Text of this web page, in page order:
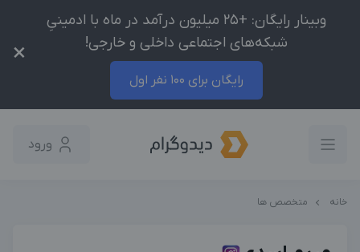
وبینار رایگان: +25 میلیون درآمد در ماه با ادمینیِ
شبکه‌های اجتماعی داخلی و خارجی!
رایگان برای 100 نفر اول
×
ورود
خانه متخصص ها